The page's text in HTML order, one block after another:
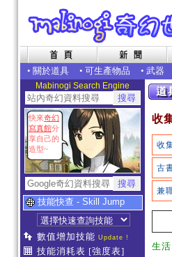
• 關於道具 • 可生產物品 • 武器
Mabinogi Search Engine
快來奇幻
寫真館分
享自己的
造型~
技能快查 - Skill Jump
數值增加技能 Update !
技能消耗表 [強度表]
收
收
古
兼
生